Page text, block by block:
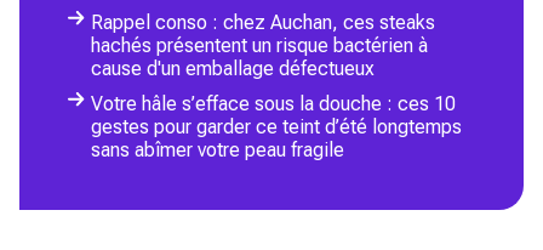
Rappel conso : chez Auchan, ces steaks
hachés présentent un risque bactérien à
cause d'un emballage défectueux
Votre hâle s’efface sous la douche : ces 10
gestes pour garder ce teint d’été longtemps
sans abîmer votre peau fragile